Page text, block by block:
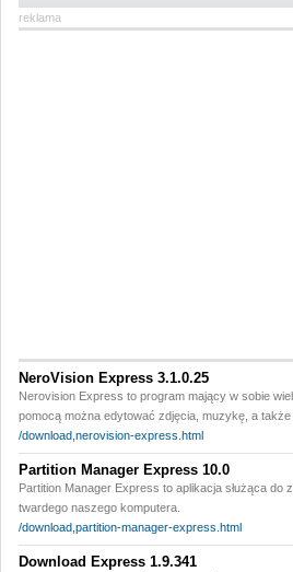
reklama
NeroVision Express 3.1.0.25
Nerovision Express to program mający w sobie
pomocą można edytować zdjęcia, muzykę, a także
/download,nerovision-express.html
Partition Manager Express 10.0
Partition Manager Express to aplikacja służąca do
twardego naszego komputera.
/download,partition-manager-express.html
Download Express 1.9.341